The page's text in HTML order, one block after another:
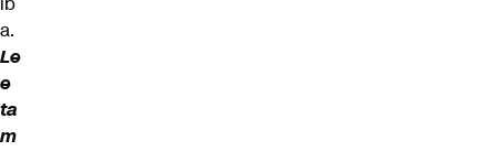
a.
Le
e
ta
m